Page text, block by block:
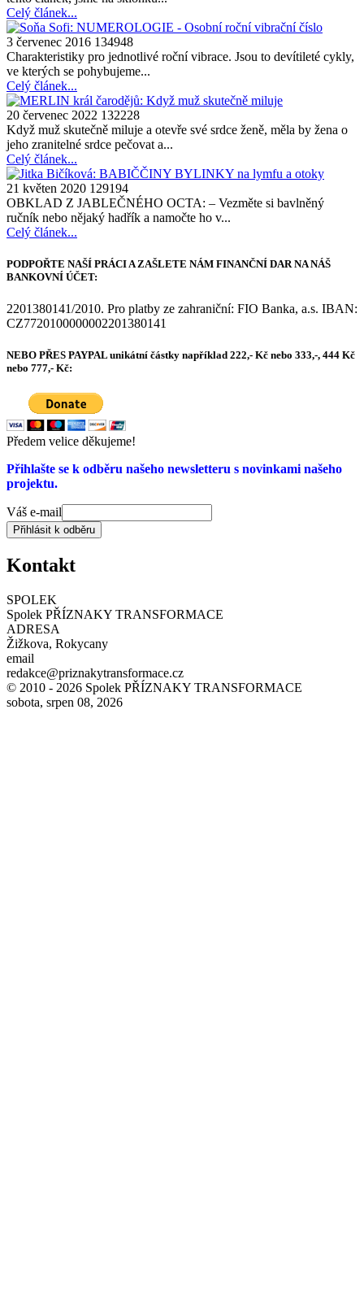
Celý článek...
3 červenec 2016 134948
Charakteristiky pro jednotlivé roční vibrace. Jsou to devítileté cykly,
ve kterých se pohybujeme...
Celý článek...
20 červenec 2022 132228
Když muž skutečně miluje a otevře své srdce ženě, měla by žena o
jeho zranitelné srdce pečovat a...
Celý článek...
21 květen 2020 129194
OBKLAD Z JABLEČNÉHO OCTA: – Vezměte si bavlněný
ručník nebo nějaký hadřík a namočte ho v...
Celý článek...
PODPOŘTE NAŠÍ PRÁCI A ZAŠLETE NÁM FINANČNÍ DAR NA NÁŠ
BANKOVNÍ ÚČET:
2201380141/2010. Pro platby ze zahraniční: FIO Banka, a.s. IBAN:
CZ7720100000002201380141
NEBO PŘES PAYPAL unikátní částky například 222,- Kč nebo 333,-, 444 Kč
nebo 777,- Kč:
Předem velice děkujeme!
Přihlašte se k odběru našeho newsletteru s novinkami našeho
projektu.
Váš e-mail
Přihlásit k odběru
Kontakt
SPOLEK
Spolek PŘÍZNAKY TRANSFORMACE
ADRESA
Žižkova, Rokycany
email
redakce@priznakytransformace.cz
© 2010 - 2026 Spolek PŘÍZNAKY TRANSFORMACE
sobota, srpen 08, 2026